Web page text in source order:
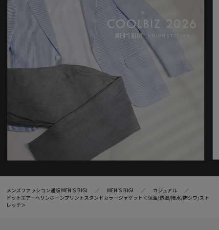
メンズファッション通販 MEN'S BIGI MEN’S BIGI
カジュアル
ドットエアーヘリンボーンプリントスタンドカラージャケット＜保温/透湿/撥水/防シワ/スト
レッチ＞